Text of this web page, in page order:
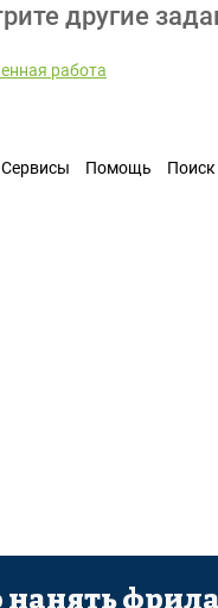
другие
работа
Сервисы Помощь Поиск